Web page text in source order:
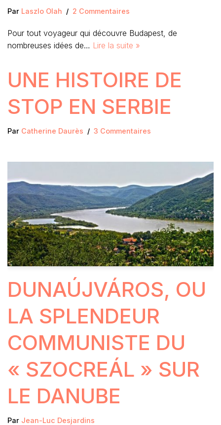
Par Laszlo Olah 2 Commentaires
Pour tout voyageur qui découvre Budapest, de
nombreuses idées de… Lire la suite »
UNE HISTOIRE DE
STOP EN SERBIE
Par Catherine Daurès 3 Commentaires
DUNAÚJVÁROS, OU
LA SPLENDEUR
COMMUNISTE DU
« SZOCREÁL » SUR
LE DANUBE
Par Jean-Luc Desjardins